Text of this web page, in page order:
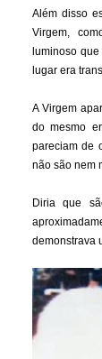
Além disso
Virgem,
luminoso
lugar era
A Virgem
do mesmo
pareciam de
não são nem
Diria que
demonstrava